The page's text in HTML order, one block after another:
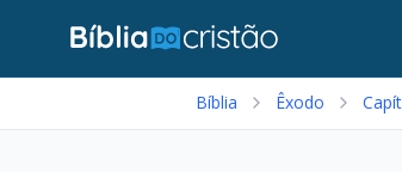
Bíblia Êxodo